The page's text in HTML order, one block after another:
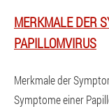
MERKMALE DER
PAPILLOMVIRUS
Merkmale der
Symptome einer